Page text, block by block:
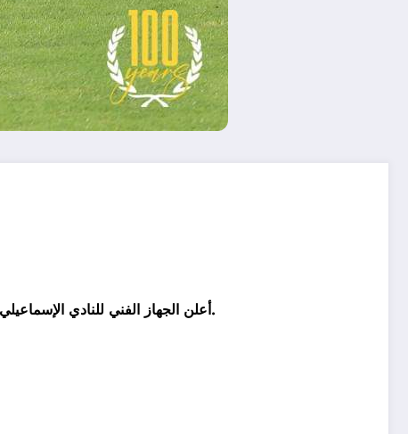
أعلن الجهاز الفني للنادي الإسماعيلي بقيادة إيهاب جلال، تشكيل الفريق الرسمي لمواجهة سيراميكا كليوباترا في إطار منافسات الجولة 29 من الدوري المصري الممتاز.